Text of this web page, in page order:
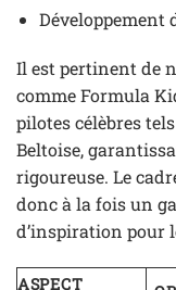
Développement
Il est pertinent de
comme Formula
pilotes célèbres
Beltoise,
rigoureuse. Le
donc à la fois un
d’inspiration pour
ASPECT